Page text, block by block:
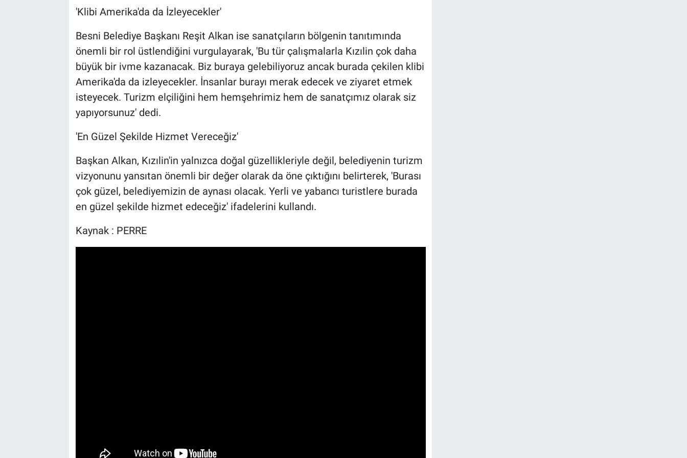
'Klibi Amerika'da da İzleyecekler'
Besni Belediye Başkanı Reşit Alkan ise sanatçıların bölgenin tanıtımında
önemli bir rol üstlendiğini vurgulayarak, 'Bu tür çalışmalarla Kızılin çok daha
büyük bir ivme kazanacak. Biz buraya gelebiliyoruz ancak burada çekilen klibi
Amerika'da da izleyecekler. İnsanlar burayı merak edecek ve ziyaret etmek
isteyecek. Turizm elçiliğini hem hemşehrimiz hem de sanatçımız olarak siz
yapıyorsunuz' dedi.
'En Güzel Şekilde Hizmet Vereceğiz'
Başkan Alkan, Kızılin'in yalnızca doğal güzellikleriyle değil, belediyenin turizm
vizyonunu yansıtan önemli bir değer olarak da öne çıktığını belirterek, 'Burası
çok güzel, belediyemizin de aynası olacak. Yerli ve yabancı turistlere burada
en güzel şekilde hizmet edeceğiz' ifadelerini kullandı.
Kaynak : PERRE